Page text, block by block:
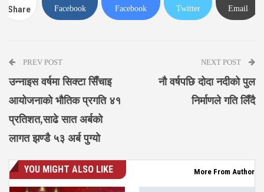
Share Facebook Facebook Twitter Email
PREV POST
उन्नाइस वर्षमा सिक्टा सिँचाइ
आयोजनाको भौतिक प्रगति ४१
प्रतिशत,साढे सात अर्बको
लागत झण्डै ५३ अर्ब पुग्यो
NEXT POST
नौ वर्षपछि दोदा नदीको पुल
निर्माणले गति लिँदै
YOU MIGHT ALSO LIKE More From Author